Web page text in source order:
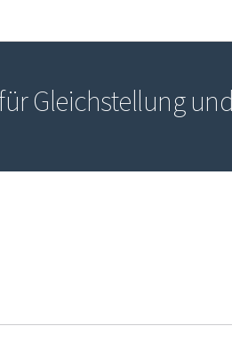
Gleichstellung